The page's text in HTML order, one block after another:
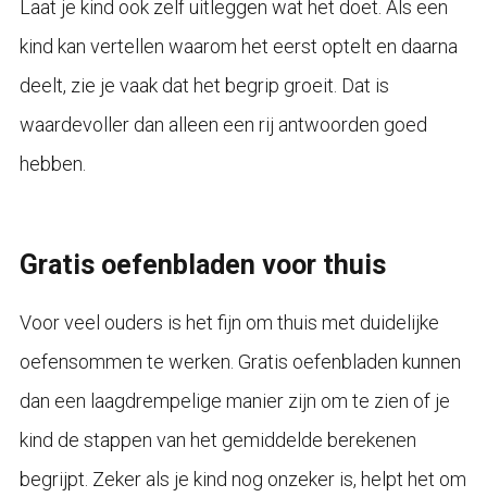
Laat je kind ook zelf uitleggen wat het doet. Als een
kind kan vertellen waarom het eerst optelt en daarna
deelt, zie je vaak dat het begrip groeit. Dat is
waardevoller dan alleen een rij antwoorden goed
hebben.
Gratis oefenbladen voor thuis
Voor veel ouders is het fijn om thuis met duidelijke
oefensommen te werken. Gratis oefenbladen kunnen
dan een laagdrempelige manier zijn om te zien of je
kind de stappen van het gemiddelde berekenen
begrijpt. Zeker als je kind nog onzeker is, helpt het om